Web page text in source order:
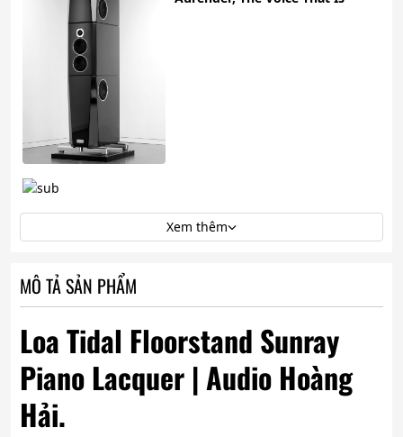
Xem thêm
MÔ TẢ SẢN PHẨM
Loa Tidal Floorstand Sunray
Piano Lacquer | Audio Hoàng
Hải.